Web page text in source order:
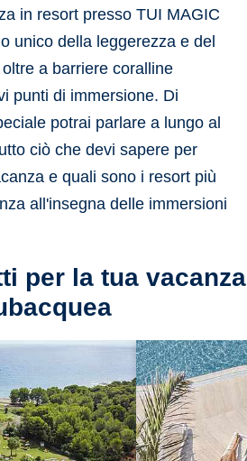
in resort presso TUI MAGIC
unico della leggerezza e del
a barriere coralline
punti di immersione. Di
potrai parlare a lungo al
ciò che devi sapere per
e quali sono i resort più
all'insegna delle immersioni
per la tua vacanza